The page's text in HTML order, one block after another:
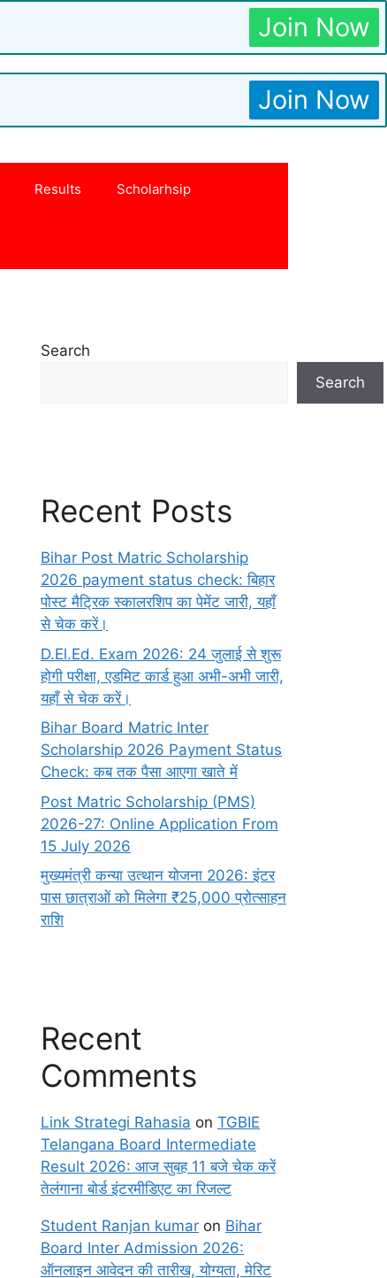
Join Now
Join Now
Results Scholarhsip
Search
Search
Recent Posts
Bihar Post Matric Scholarship
2026 payment status check: बिहार
पोस्ट मैट्रिक स्कालरशिप का पेमेंट जारी, यहाँ
से चेक करें।
D.El.Ed. Exam 2026: 24 जुलाई से शुरू
होगी परीक्षा, एडमिट कार्ड हुआ अभी-अभी जारी,
यहाँ से चेक करें।
Bihar Board Matric Inter
Scholarship 2026 Payment Status
Check: कब तक पैसा आएगा खाते में
Post Matric Scholarship (PMS)
2026-27: Online Application From
15 July 2026
मुख्यमंत्री कन्या उत्थान योजना 2026: इंटर
पास छात्राओं को मिलेगा ₹25,000 प्रोत्साहन
राशि
Recent
Comments
Link Strategi Rahasia on TGBIE
Telangana Board Intermediate
Result 2026: आज सुबह 11 बजे चेक करें
तेलंगाना बोर्ड इंटरमीडिएट का रिजल्ट
Student Ranjan kumar on Bihar
Board Inter Admission 2026:
ऑनलाइन आवेदन की तारीख, योग्यता, मेरिट